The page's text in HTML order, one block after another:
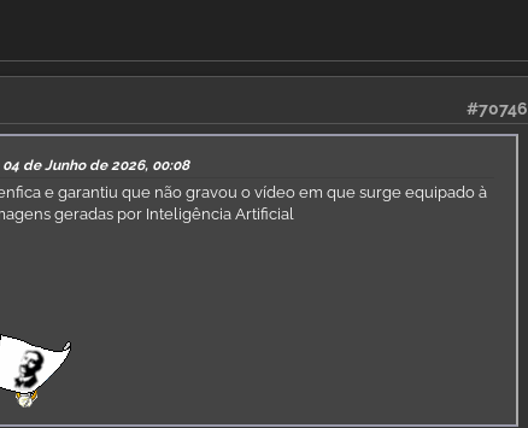
#70746
de Junho de 2026, 00:08
e garantiu que não gravou o vídeo em que surge equipado à
geradas por Inteligência Artificial